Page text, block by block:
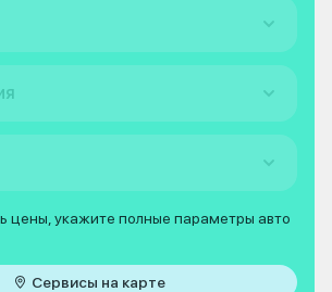
цены, укажите полные параметры авто
Сервисы на карте